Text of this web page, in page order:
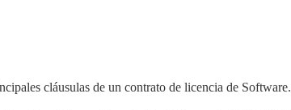
cláusulas de un contrato de licencia de Software.